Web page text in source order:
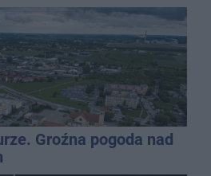
Groźna pogoda nad